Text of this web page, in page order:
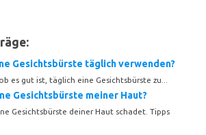
Gesichtsbürste täglich verwenden?
es gut ist, täglich eine Gesichtsbürste zu...
Gesichtsbürste meiner Haut?
Gesichtsbürste deiner Haut schadet. Tipps